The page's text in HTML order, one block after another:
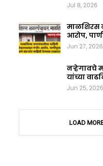
Jul 8, 2026
माळशिरस
आरोप,
Jun 27, 2026
नऱ्हेगावचे
यांच्या
Jun 25, 2026
LOAD